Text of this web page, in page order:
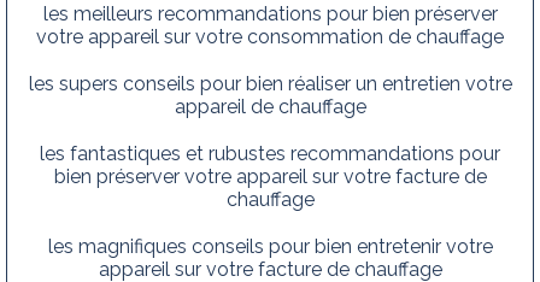
les meilleurs recommandations pour bien préserver
votre appareil sur votre consommation de chauffage
les supers conseils pour bien réaliser un entretien votre
appareil de chauffage
les fantastiques et rubustes recommandations pour
bien préserver votre appareil sur votre facture de
chauffage
les magnifiques conseils pour bien entretenir votre
appareil sur votre facture de chauffage